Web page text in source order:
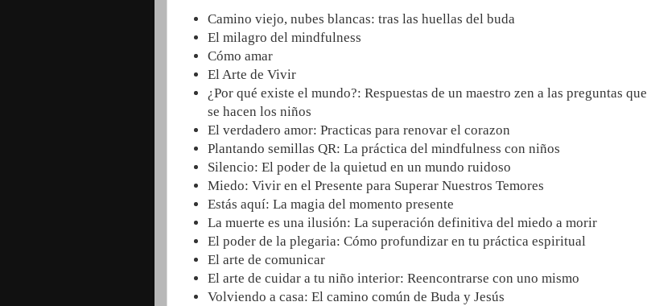
Camino viejo, nubes blancas: tras las huellas del buda
El milagro del mindfulness
Cómo amar
El Arte de Vivir
¿Por qué existe el mundo?: Respuestas de un maestro zen a las preguntas que
se hacen los niños
El verdadero amor: Practicas para renovar el corazon
Plantando semillas QR: La práctica del mindfulness con niños
Silencio: El poder de la quietud en un mundo ruidoso
Miedo: Vivir en el Presente para Superar Nuestros Temores
Estás aquí: La magia del momento presente
La muerte es una ilusión: La superación definitiva del miedo a morir
El poder de la plegaria: Cómo profundizar en tu práctica espiritual
El arte de comunicar
El arte de cuidar a tu niño interior: Reencontrarse con uno mismo
Volviendo a casa: El camino común de Buda y Jesús